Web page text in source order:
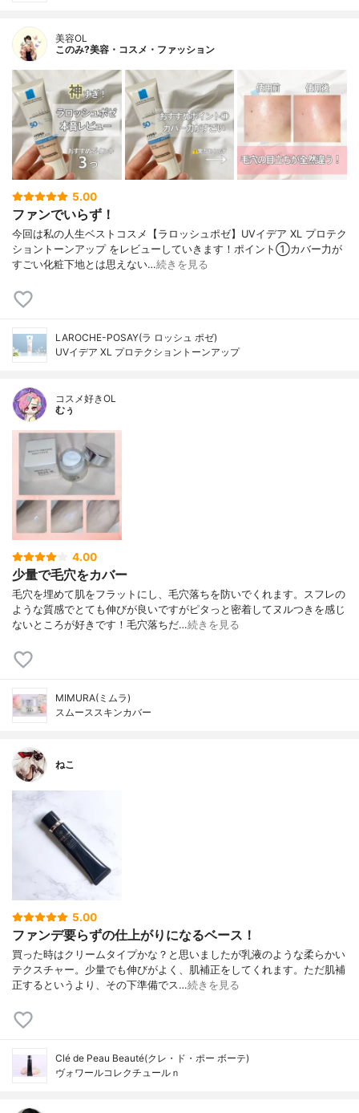
美容OL
このみ?美容・コスメ・ファッション
5.00
ファンでいらず！
今回は私の人生ベストコスメ【ラロッシュポゼ】UVイデア XL プロテク
ショントーンアップ をレビューしていきます！ポイント①カバー力が
すごい化粧下地とは思えない…続きを見る
LAROCHE-POSAY(ラ ロッシュ ポゼ)
UVイデア XL プロテクショントーンアップ
コスメ好きOL
むぅ
4.00
少量で毛穴をカバー
毛穴を埋めて肌をフラットにし、毛穴落ちを防いでくれます。スフレの
ような質感でとても伸びが良いですがピタっと密着してヌルつきを感じ
ないところが好きです！毛穴落ちだ…続きを見る
MIMURA(ミムラ)
スムーススキンカバー
ねこ
5.00
ファンデ要らずの仕上がりになるベース！
買った時はクリームタイプかな？と思いましたが乳液のような柔らかい
テクスチャー。少量でも伸びがよく、肌補正をしてくれます。ただ肌補
正するというより、その下準備でス…続きを見る
Clé de Peau Beauté(クレ・ド・ポー ボーテ)
ヴォワールコレクチュールｎ